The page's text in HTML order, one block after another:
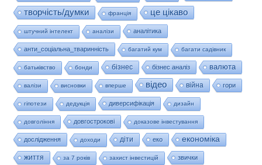
творчість/думки
франція це цікаво
штучний інтелект аналізи аналітика
анти_соціальна_тваринність багатий кум багати садівник
батьківство бонди бізнес бізнес аналіз валюта
валізи висновки вперше відео війна гори
гіпотези дедукція диверсифікація дизайн
довгоління довгострокові доказове інвестування
дослідження доходи діти еко економіка
життя за 7 років захист інвестицій звички